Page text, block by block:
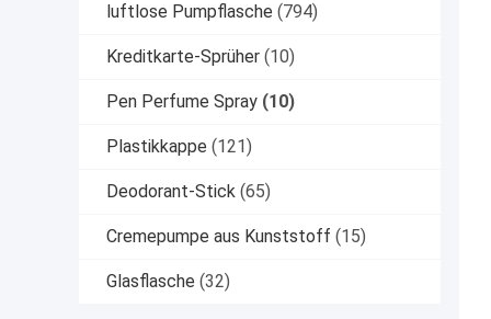
luftlose Pumpflasche (794)
Kreditkarte-Sprüher (10)
Pen Perfume Spray (10)
Plastikkappe (121)
Deodorant-Stick (65)
Cremepumpe aus Kunststoff (15)
Glasflasche (32)